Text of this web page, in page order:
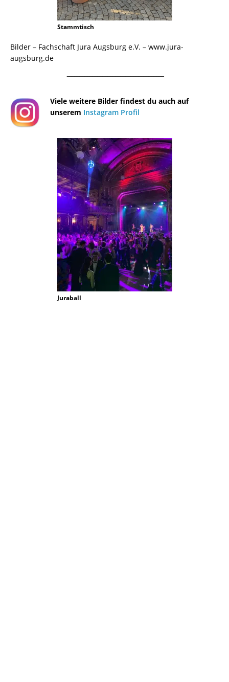
Stammtisch
Bilder – Fachschaft Jura Augsburg e.V. – www.jura-
augsburg.de
¯¯¯¯¯¯¯¯¯¯¯¯¯¯¯¯¯¯¯¯¯¯¯¯¯¯¯¯¯¯¯¯¯¯¯¯¯¯
Viele weitere Bilder findest du auch auf
unserem Instagram Profil
Juraball